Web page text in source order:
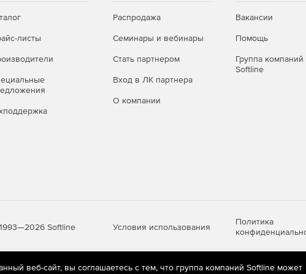
в виде библиотек, которые входят в поставку
механизм с автоматической сортировкой.
повышает степень автоматизации этого процесса.
файлов (IGES, SAT, STEP и DXF) в системе
системами как Catia (v4 и v5), Inventor, ProE и
подготовки и программирования ЧПУ
листы
Распродажа
Семинары и вебинары
Стать партнером
Вход в ЛК партнера
О компании
Вакансии
Помощь
Группа компаний
Softline
Softline Условия использования
Политика
веб-сайт, вы соглашаетесь с тем, что группа компаний Softline может